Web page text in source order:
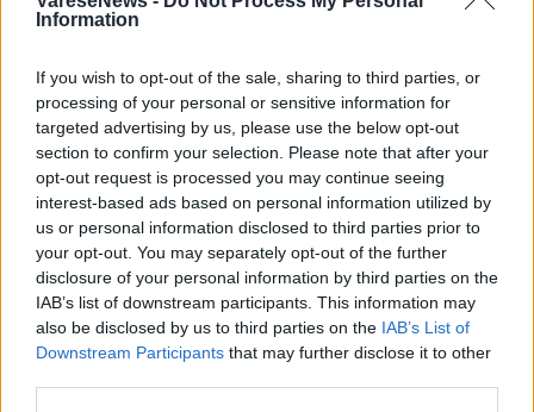
Information
If you wish to opt-out of the sale, sharing to third parties, or
processing of your personal or sensitive information for
targeted advertising by us, please use the below opt-out
section to confirm your selection. Please note that after your
opt-out request is processed you may continue seeing
interest-based ads based on personal information utilized by
us or personal information disclosed to third parties prior to
your opt-out. You may separately opt-out of the further
disclosure of your personal information by third parties on the
IAB’s list of downstream participants. This information may
also be disclosed by us to third parties on the IAB’s List of
Downstream Participants that may further disclose it to other
1 di 4
Leggi l'articolo:
Acqua, colori e allegria: lo Spray Park di Saronno apre
domenica 21 aprile